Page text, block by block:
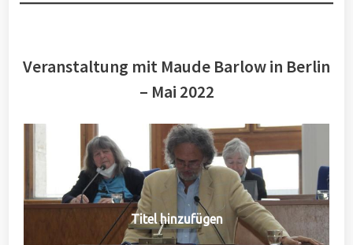
Veranstaltung mit Maude Barlow in Berlin
– Mai 2022
Titel hinzufügen